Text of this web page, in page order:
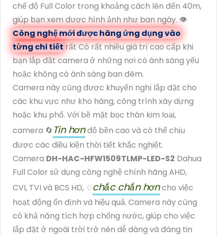
chế độ Full Color trong khoảng cách lên đến 40m,
giúp bạn xem được hình ảnh như ban ngày. 👁
Công nghệ mới được hãng ứng dụng vào
từng chi tiếtrất Có rất nhiều giá trị cao cấp khi
bạn lắp đặt camera ở những nơi có ánh sáng yếu
hoặc không có ánh sáng ban đêm.
Camera này cũng được khuyến nghị lắp đặt cho
các khu vực như kho hàng, công trình xây dựng
hoặc khu phố. Với bề mặt bọc thân kim loại,
camera 🔄 Tin hơnđộ bền cao và có thể chịu
được các điều kiện thời tiết khắc nghiệt.
Camera DH-HAC-HFW1509TLMP-LED-S2 Dahua
Full Color sử dụng công nghệ chính hãng AHD,
CVI, TVI và BCS HD, ♢chắc chắn hơncho việc
hoạt động ổn định và hiệu quả. Camera này cũng
có khả năng tích hợp chống nước, giúp cho việc
lắp đặt ở ngoài trời trở nên dễ dàng và đáng tin